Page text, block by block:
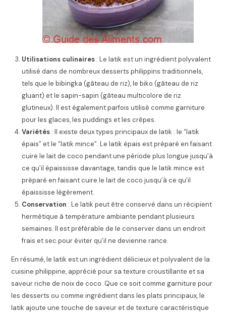
Utilisations culinaires : Le latik est un ingrédient polyvalent
utilisé dans de nombreux desserts philippins traditionnels,
tels que le bibingka (gâteau de riz), le biko (gâteau de riz
gluant) et le sapin-sapin (gâteau multicolore de riz
glutineux). Il est également parfois utilisé comme garniture
pour les glaces, les puddings et les crêpes.
Variétés : Il existe deux types principaux de latik : le “latik
épais” et le “latik mince”. Le latik épais est préparé en faisant
cuire le lait de coco pendant une période plus longue jusqu’à
ce qu’il épaississe davantage, tandis que le latik mince est
préparé en faisant cuire le lait de coco jusqu’à ce qu’il
épaississe légèrement.
Conservation : Le latik peut être conservé dans un récipient
hermétique à température ambiante pendant plusieurs
semaines. Il est préférable de le conserver dans un endroit
frais et sec pour éviter qu’il ne devienne rance.
En résumé, le latik est un ingrédient délicieux et polyvalent de la
cuisine philippine, apprécié pour sa texture croustillante et sa
saveur riche de noix de coco. Que ce soit comme garniture pour
les desserts ou comme ingrédient dans les plats principaux, le
latik ajoute une touche de saveur et de texture caractéristique